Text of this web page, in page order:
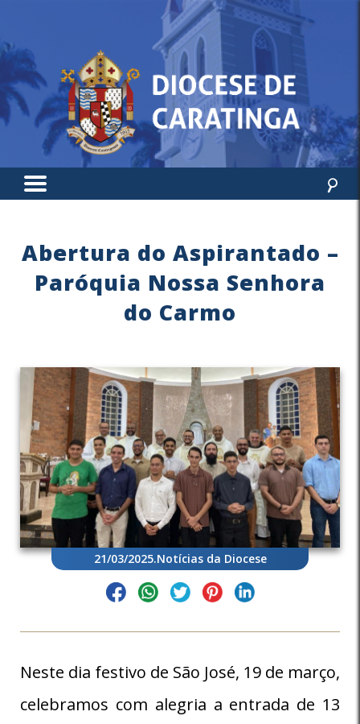
Abertura do Aspirantado –
Paróquia Nossa Senhora
do Carmo
21/03/2025.Notícias da Diocese
Neste dia festivo de São José, 19 de março,
celebramos com alegria a entrada de 13